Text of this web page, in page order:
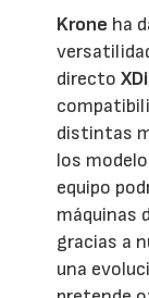
Krone ha
directo
distintas
los
equipo
máquinas
gracias a
una